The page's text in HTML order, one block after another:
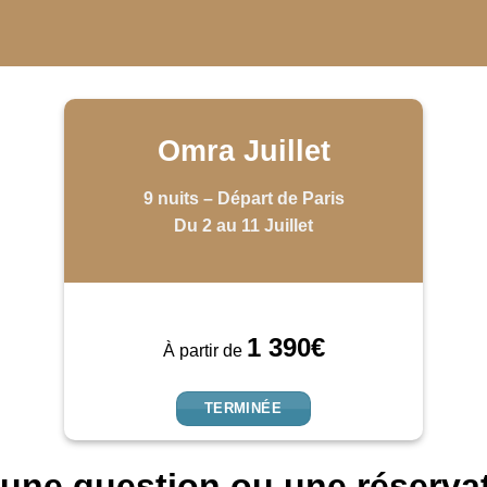
Omra Juillet
9 nuits – Départ de Paris
Du 2 au 11 Juillet
À partir de 1 390€
TERMINÉE